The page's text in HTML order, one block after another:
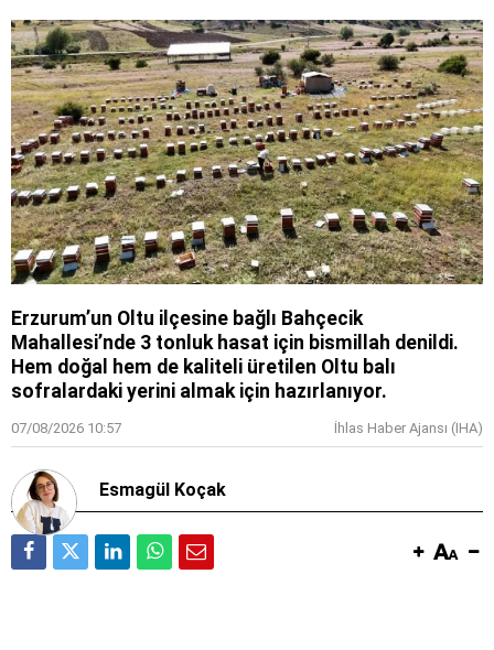
Erzurum’un Oltu ilçesine bağlı Bahçecik
Mahallesi’nde 3 tonluk hasat için bismillah denildi.
Hem doğal hem de kaliteli üretilen Oltu balı
sofralardaki yerini almak için hazırlanıyor.
07/08/2026 10:57 İhlas Haber Ajansı (IHA)
Esmagül Koçak